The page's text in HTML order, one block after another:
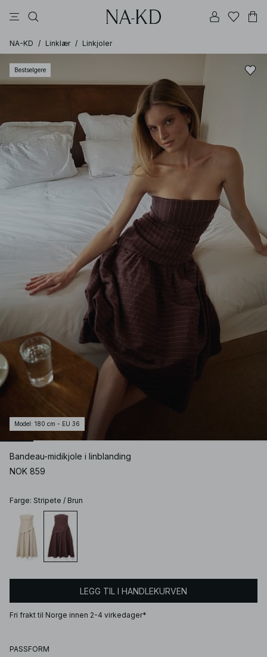
NA-KD / Linklær / Linkjoler
Bestselgere
Model : 180 cm - EU 36
Bandeau-midikjole i linblanding
NOK 859
Farge: Stripete / Brun
LEGG TIL I HANDLEKURVEN
Fri frakt til Norge innen 2-4 virkedager*
PASSFORM